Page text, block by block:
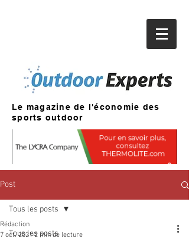
Le magazine de l'économie des
sports outdoor
Post
Tous les posts
Tous les posts
Rédaction
7 oct. 2021 2 min de lecture